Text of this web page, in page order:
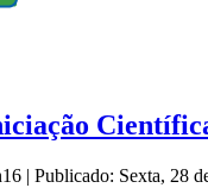
| Publicado: Sexta, 28